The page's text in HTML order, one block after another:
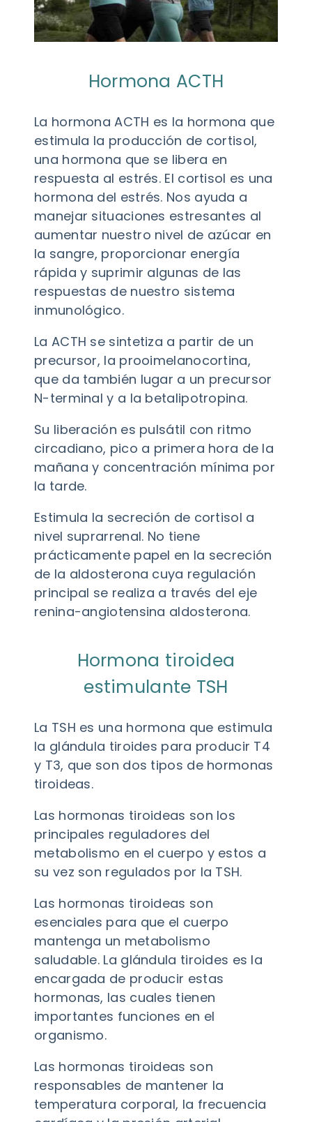
Hormona ACTH
La hormona ACTH es la hormona que
estimula la producción de cortisol,
una hormona que se libera en
respuesta al estrés. El cortisol es una
hormona del estrés. Nos ayuda a
manejar situaciones estresantes al
aumentar nuestro nivel de azúcar en
la sangre, proporcionar energía
rápida y suprimir algunas de las
respuestas de nuestro sistema
inmunológico.
La ACTH se sintetiza a partir de un
precursor, la prooimelanocortina,
que da también lugar a un precursor
N-terminal y a la betalipotropina.
Su liberación es pulsátil con ritmo
circadiano, pico a primera hora de la
mañana y concentración mínima por
la tarde.
Estimula la secreción de cortisol a
nivel suprarrenal. No tiene
prácticamente papel en la secreción
de la aldosterona cuya regulación
principal se realiza a través del eje
renina-angiotensina aldosterona.
Hormona tiroidea
estimulante TSH
La TSH es una hormona que estimula
la glándula tiroides para producir T4
y T3, que son dos tipos de hormonas
tiroideas.
Las hormonas tiroideas son los
principales reguladores del
metabolismo en el cuerpo y estos a
su vez son regulados por la TSH.
Las hormonas tiroideas son
esenciales para que el cuerpo
mantenga un metabolismo
saludable. La glándula tiroides es la
encargada de producir estas
hormonas, las cuales tienen
importantes funciones en el
organismo.
Las hormonas tiroideas son
responsables de mantener la
temperatura corporal, la frecuencia